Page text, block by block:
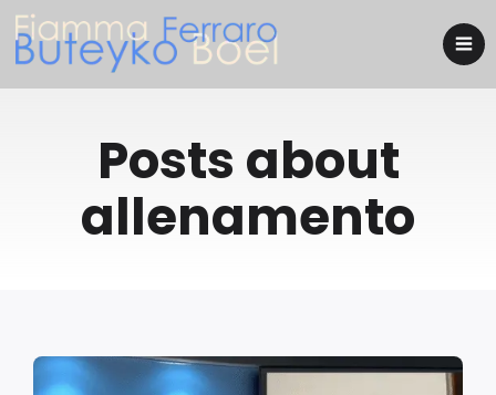
Posts about
allenamento